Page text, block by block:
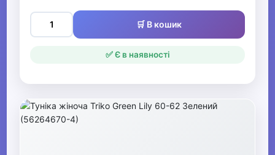
🛒 В кошик
✅ Є в наявності